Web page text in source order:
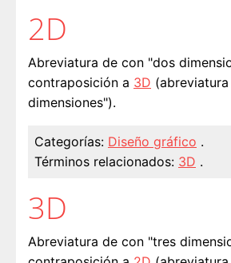
2D
Abreviatura de con "dos
contraposición a 3D
dimensiones").
Categorías: Diseño gráfico .
Términos relacionados: 3D .
3D
Abreviatura de con "tres